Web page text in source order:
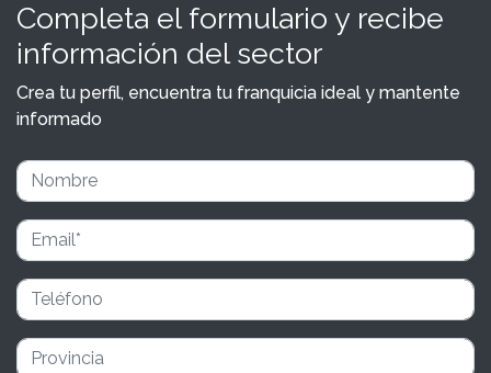
Completa el formulario y recibe
información del sector
Crea tu perfil, encuentra tu franquicia ideal y mantente
informado